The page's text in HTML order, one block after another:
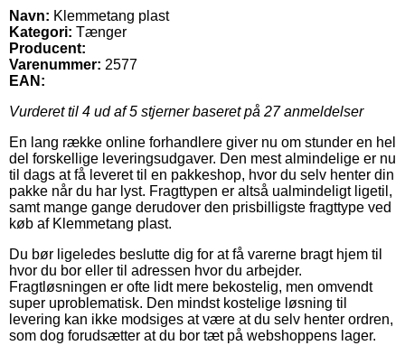
Navn: Klemmetang plast
Kategori: Tænger
Producent:
Varenummer: 2577
EAN:
Vurderet til 4 ud af 5 stjerner baseret på 27anmeldelser
En lang række online forhandlere giver nu om stunder en hel
del forskellige leveringsudgaver. Den mest almindelige er nu
til dags at få leveret til en pakkeshop, hvor du selv henter din
pakke når du har lyst. Fragttypen er altså ualmindeligt ligetil,
samt mange gange derudover den prisbilligste fragttype ved
køb af Klemmetang plast.
Du bør ligeledes beslutte dig for at få varerne bragt hjem til
hvor du bor eller til adressen hvor du arbejder.
Fragtløsningen er ofte lidt mere bekostelig, men omvendt
super uproblematisk. Den mindst kostelige løsning til
levering kan ikke modsiges at være at du selv henter ordren,
som dog forudsætter at du bor tæt på webshoppens lager.